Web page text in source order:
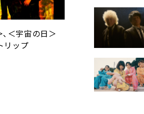
＜宇宙の日＞
リップ